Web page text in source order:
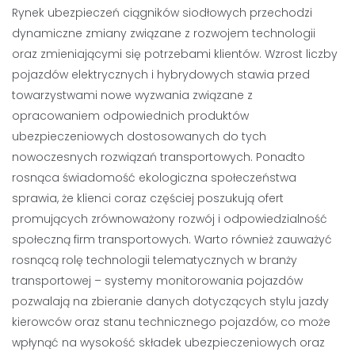
Rynek ubezpieczeń ciągników siodłowych przechodzi
dynamiczne zmiany związane z rozwojem technologii
oraz zmieniającymi się potrzebami klientów. Wzrost liczby
pojazdów elektrycznych i hybrydowych stawia przed
towarzystwami nowe wyzwania związane z
opracowaniem odpowiednich produktów
ubezpieczeniowych dostosowanych do tych
nowoczesnych rozwiązań transportowych. Ponadto
rosnąca świadomość ekologiczna społeczeństwa
sprawia, że klienci coraz częściej poszukują ofert
promujących zrównoważony rozwój i odpowiedzialność
społeczną firm transportowych. Warto również zauważyć
rosnącą rolę technologii telematycznych w branży
transportowej – systemy monitorowania pojazdów
pozwalają na zbieranie danych dotyczących stylu jazdy
kierowców oraz stanu technicznego pojazdów, co może
wpłynąć na wysokość składek ubezpieczeniowych oraz